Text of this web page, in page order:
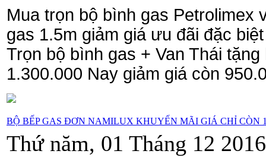
Mua trọn bộ bình gas Petrolimex
gas 1.5m giảm giá ưu đãi đặc biệt
Trọn bộ bình gas + Van Thái
1.300.000 Nay giảm giá còn
BỘ BẾP GAS ĐƠN NAMILUX KHUYẾN MÃI GIÁ CHỈ CÒN
Thứ năm, 01 Tháng 12